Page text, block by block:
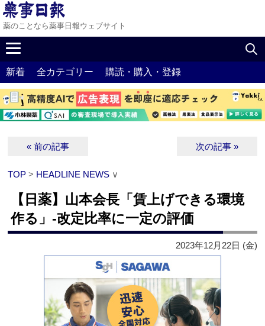
薬のことなら薬事日報ウェブサイト
新着 全カテゴリー 購読・購入・登録
« 前の記事 次の記事 »
TOP > HEADLINE NEWS ∨
【日薬】山本会長「賃上げできる環境
作る」‐改定比率に一定の評価
2023年12月22日 (金)